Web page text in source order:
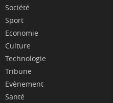
Société
Sport
Economie
Culture
Technologie
Tribune
Evènement
Santé